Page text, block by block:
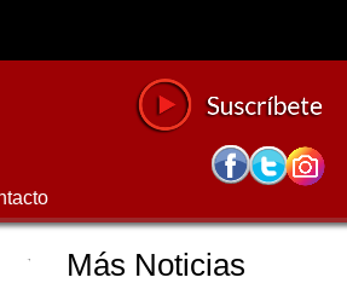
Más Noticias